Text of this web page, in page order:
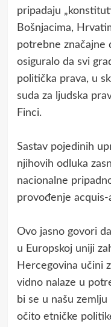
pripadaju
Bošnjacima,
potrebne značajne
osiguralo da svi
politička prava, u
suda za ljudska
Finci.
Sastav pojedinih
njihovih odluka
nacionalne
provođenje acquis-
Ovo jasno govori
u Europskoj uniji
Hercegovina učini
vidno nalaze u
bi se u našu
očito etničke